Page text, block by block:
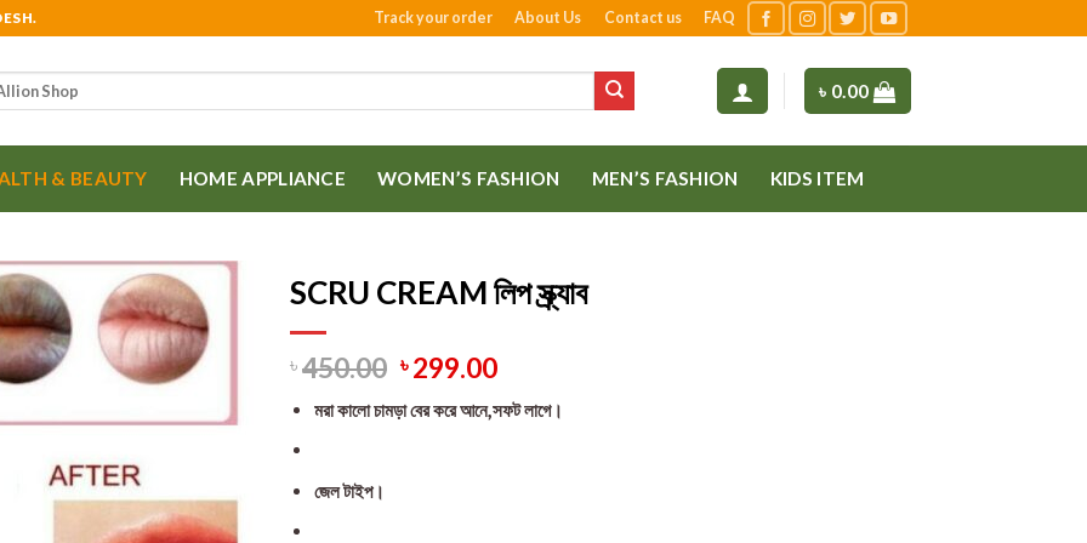
Track your order About Us Contact us FAQ
৳ 0.00
& BEAUTY HOME APPLIANCE WOMEN’S FASHION MEN’S FASHION KIDS ITEM
SCRU CREAM লিপ স্ক্র্যাব
৳450.00 ৳299.00
মরা কালো চামড়া বের করে আনে,সফট লাগে।
জেল টাইপ।